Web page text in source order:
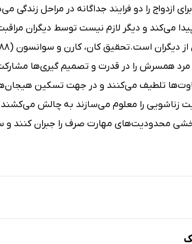
ازدواج را دو فرایند جداگانه در مراحل زندگی
پیدا می‌کند و دیگر لازم نیست توسط دیگران
همسرش را در قدرت و تصمیم گیری‌ها
تلطیف می‌کنند و در جهت تسکین
زناشویی را معلوم می‌سازند به چالش
محدودیت‌های مهارت صرف را جبران کنند و